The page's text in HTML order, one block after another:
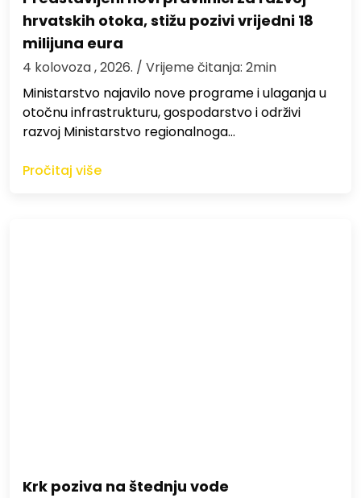
hrvatskih otoka, stižu pozivi vrijedni 18
milijuna eura
4 kolovoza , 2026. / Vrijeme čitanja: 2min
Ministarstvo najavilo nove programe i ulaganja u
otočnu infrastrukturu, gospodarstvo i održivi
razvoj Ministarstvo regionalnoga…
Pročitaj više
Krk poziva na štednju vode